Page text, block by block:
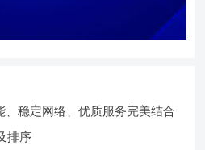
、稳定网络、优质服务完美结合
排序